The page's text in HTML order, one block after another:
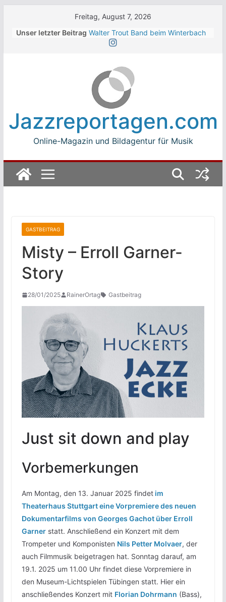
Freitag, August 7, 2026
Unser letzter Beitrag Walter Trout Band beim Winterbach
Zeltspektakel 2026
Jean-Michel Jarre bei den jazz open
Modena auf der Piazza Roma 2026
Beth Hart
Luca Carboni bei den jazz open
Modena auf der Piazza Roma 2026
Jazzreportagen.com
Online-Magazin und Bildagentur für Musik
GASTBEITRAG
Misty – Erroll Garner-
Story
28/01/2025 RainerOrtag Gastbeitrag
Just sit down and play
Vorbemerkungen
Am Montag, den 13. Januar 2025 findetim
Theaterhaus Stuttgart eine Vorpremiere des neuen
Dokumentarfilms von Georges Gachot über Erroll
Garnerstatt. Anschließend ein Konzert mit dem
Trompeter und Komponisten Nils Petter Molvaer, der
auch Filmmusik beigetragen hat. Sonntag darauf, am
19.1. 2025 um 11.00 Uhr findet diese Vorpremiere in
den Museum-Lichtspielen Tübingen statt. Hier ein
anschließendes Konzert mit Florian Dohrmann (Bass),